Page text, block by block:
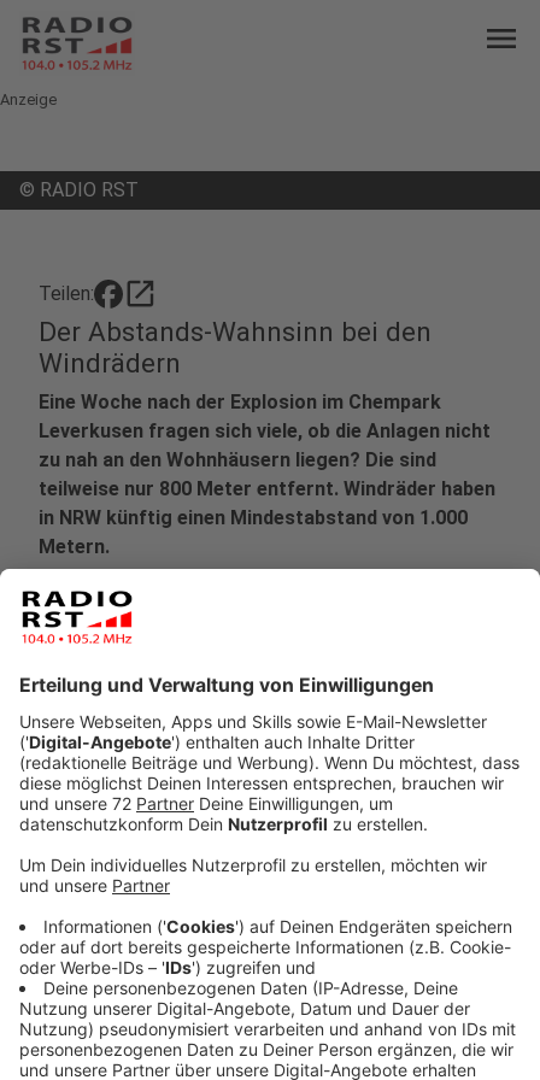
menu
Anzeige
© RADIO RST
Teilen: open_in_new
Der Abstands-Wahnsinn bei den
Windrädern
Eine Woche nach der Explosion im Chempark
Leverkusen fragen sich viele, ob die Anlagen nicht
zu nah an den Wohnhäusern liegen? Die sind
teilweise nur 800 Meter entfernt. Windräder haben
in NRW künftig einen Mindestabstand von 1.000
Metern.
Veröffentlicht:
Erst Anfang des Monats hat die schwarz-gelbe
Landesregierung neue Abstandsregeln für Windräder
durch den Landtag gebracht. 1.000 Meter haben
künftig zwischen einem Windrad und Wohnhäusern zu
liegen. Der Mindestabstand greift bei Siedlungen ab
drei Gebäuden. Bei anderen Anlagen und Fabriken in
NRW sind die Abstände teilweise geringer, auch wenn
es da explosive oder giftige Stoffe gibt. Sie
produzieren zum Beispiel Ammoniak, Chlor oder
Schwefeldioxid. Werke, die Säuren herstellen und
Abfallanlagen sind schon ab 700 Metern erlaubt.
Windrad-Betreiber Heiner Konert aus Metelen hält das